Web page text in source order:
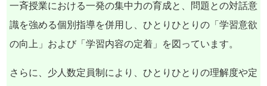
一斉授業における一発の集中力の育成と、問題との対話意
識を強める個別指導を併用し、ひとりひとりの「学習意欲
の向上」および「学習内容の定着」を図っています。
さらに、少人数定員制により、ひとりひとりの理解度や定